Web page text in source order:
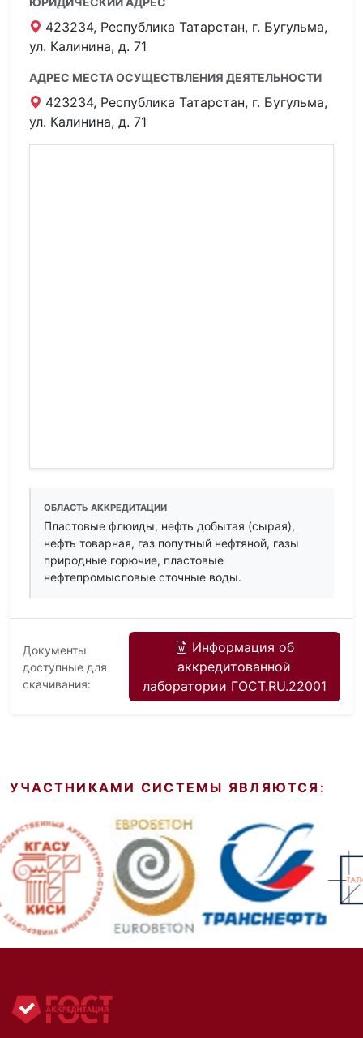
423234, Республика Татарстан, г. Бугульма,
ул. Калинина, д. 71
АДРЕС МЕСТА ОСУЩЕСТВЛЕНИЯ ДЕЯТЕЛЬНОСТИ
423234, Республика Татарстан, г. Бугульма,
ул. Калинина, д. 71
ОБЛАСТЬ АККРЕДИТАЦИИ
Пластовые флюиды, нефть добытая (сырая),
нефть товарная, газ попутный нефтяной, газы
природные горючие, пластовые
нефтепромысловые сточные воды.
Документы
доступные для
скачивания:
Информация об
аккредитованной
лаборатории ГОСТ.RU.22001
УЧАСТНИКАМИ СИСТЕМЫ ЯВЛЯЮТСЯ: